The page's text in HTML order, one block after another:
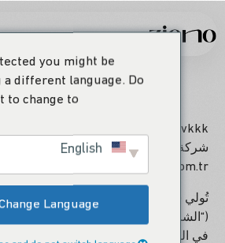
KVKKK
kvkkk نص توضيحي
شركة هامل لصناعة وتجارة الأثاث
www.zieno.com.tr
تُولي شركة هامل أوفيس لصناعة الأثاث
(“الشركة”) أهمية كبيرة لحماية بياناتك
you might be
a different language. Do
to change to:
Language